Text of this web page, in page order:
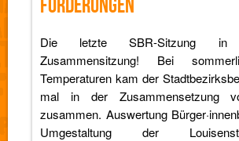
ÖRDERUNGEN
Die letzte SBR-Sitzung
Zusammensitzung! Bei
Temperaturen kam der
mal in der Zusammensetzung
zusammen. Auswertung
Umgestaltung der